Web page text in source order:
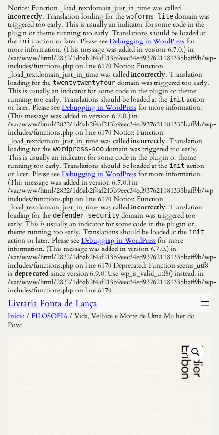
Notice: Function _load_textdomain_just_in_time was called
incorrectly. Translation loading for the wpforms-lite domain was
triggered too early. This is usually an indicator for some code in the
plugin or theme running too early. Translations should be loaded at
the init action or later. Please see Debugging in WordPress for
more information. (This message was added in version 6.7.0.) in
/var/www/html/2832/1d6ab2f4af213b9eec34ed937621181335baff9b/wp-
includes/functions.php on line 6170 Notice: Function
_load_textdomain_just_in_time was called incorrectly. Translation
loading for the twentytwentyfour domain was triggered too early.
This is usually an indicator for some code in the plugin or theme
running too early. Translations should be loaded at the init action
or later. Please see Debugging in WordPress for more information.
(This message was added in version 6.7.0.) in
/var/www/html/2832/1d6ab2f4af213b9eec34ed937621181335baff9b/wp-
includes/functions.php on line 6170 Notice: Function
_load_textdomain_just_in_time was called incorrectly. Translation
loading for the wordpress-seo domain was triggered too early.
This is usually an indicator for some code in the plugin or theme
running too early. Translations should be loaded at the init action
or later. Please see Debugging in WordPress for more information.
(This message was added in version 6.7.0.) in
/var/www/html/2832/1d6ab2f4af213b9eec34ed937621181335baff9b/wp-
includes/functions.php on line 6170 Notice: Function
_load_textdomain_just_in_time was called incorrectly. Translation
loading for the defender-security domain was triggered too
early. This is usually an indicator for some code in the plugin or
theme running too early. Translations should be loaded at the init
action or later. Please see Debugging in WordPress for more
information. (This message was added in version 6.7.0.) in
/var/www/html/2832/1d6ab2f4af213b9eec34ed937621181335baff9b/wp-
includes/functions.php on line 6170 Deprecated: Function seems_utf8
is deprecated since version 6.9.0! Use wp_is_valid_utf8() instead. in
/var/www/html/2832/1d6ab2f4af213b9eec34ed937621181335baff9b/wp-
includes/functions.php on line 6170
Livraria Ponta de Lança
Início / FILOSOFIA / Vida, Velhice e Morte de Uma Mulher do
Povo